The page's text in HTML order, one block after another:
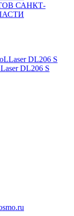
САНКТ-
DL206 S